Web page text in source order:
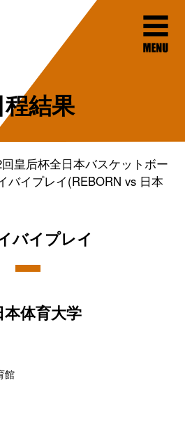
程結果
皇后杯全日本バスケットボー
バイプレイ(REBORN vs 日本
バイプレイ
体育大学
館